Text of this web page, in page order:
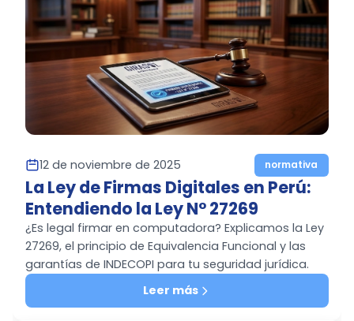
12 de noviembre de 2025 normativa
La Ley de Firmas Digitales en Perú:
Entendiendo la Ley N° 27269
¿Es legal firmar en computadora? Explicamos la Ley
27269, el principio de Equivalencia Funcional y las
garantías de INDECOPI para tu seguridad jurídica.
Leer más